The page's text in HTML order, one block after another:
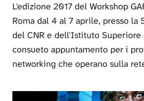
L'edizione 2017 del Workshop
Roma dal 4 al 7 aprile, presso la
del CNR e dell'Istituto
consueto appuntamento per i
networking che operano sulla